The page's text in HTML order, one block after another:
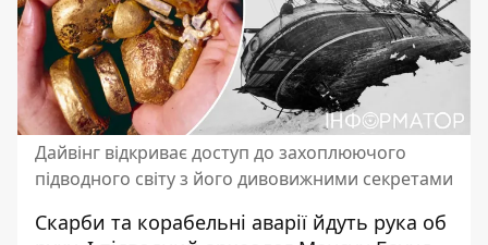
Дайвінг відкриває доступ до захоплюючого
підводного світу з його дивовижними секретами
Скарби та корабельні аварії йдуть рука об